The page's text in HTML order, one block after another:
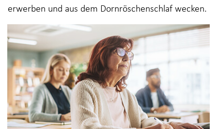
erwerben und aus dem Dornröschenschlaf wecken.